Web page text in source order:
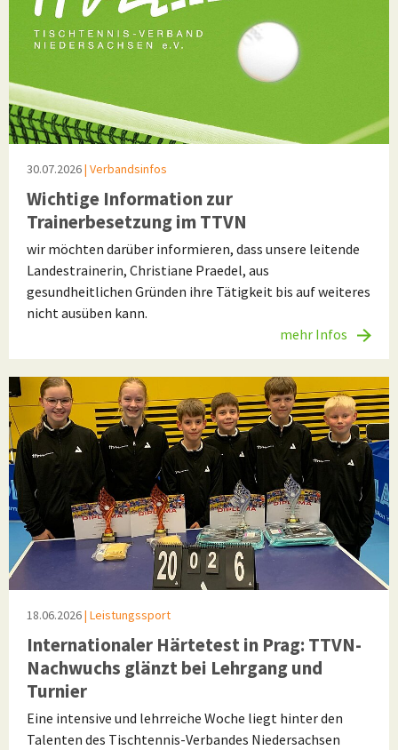
30.07.2026| Verbandsinfos
Wichtige Information zur
Trainerbesetzung im TTVN
wir möchten darüber informieren, dass unsere leitende
Landestrainerin, Christiane Praedel, aus
gesundheitlichen Gründen ihre Tätigkeit bis auf weiteres
nicht ausüben kann.
mehr Infos
18.06.2026| Leistungssport
Internationaler Härtetest in Prag: TTVN-
Nachwuchs glänzt bei Lehrgang und
Turnier
Eine intensive und lehrreiche Woche liegt hinter den
Talenten des Tischtennis-Verbandes Niedersachsen